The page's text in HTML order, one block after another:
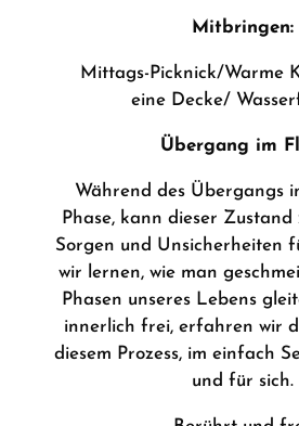
Mitbringen:
Mittags-Picknick/Warme
eine Decke/
Übergang im
Während des Übergangs
Phase, kann dieser
Sorgen und Unsicherheiten
wir lernen, wie man
Phasen unseres Lebens
innerlich frei, erfahren wir
diesem Prozess, im einfach
und für sich.